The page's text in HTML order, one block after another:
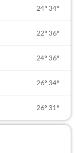
24° 34°
22° 36°
24° 36°
26° 34°
26° 31°